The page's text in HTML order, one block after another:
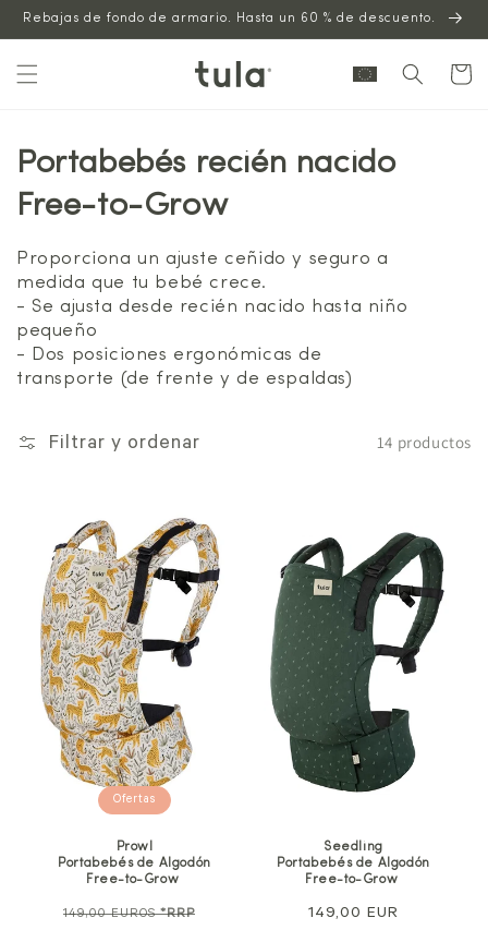
Saltar al
contenido
Rebajas de fondo de armario. Hasta un 60 % de descuento.
Carrito
Portabebés recién nacido
Free-to-Grow
Proporciona un ajuste ceñido y seguro a
medida que tu bebé crece.
- Se ajusta desde recién nacido hasta niño
pequeño
- Dos posiciones ergonómicas de
transporte (de frente y de espaldas)
Filtrar y ordenar 14 productos
Ofertas
Prowl
Portabebés de Algodón
Free-to-Grow
Precio
149,00 EUROS*RRP
Seedling
Portabebés de Algodón
Free-to-Grow
Precio
149,00 EUR